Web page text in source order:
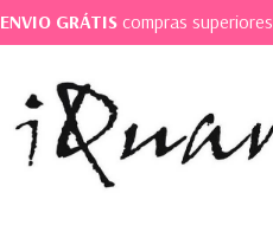
ENVIO GRÁTIS compras